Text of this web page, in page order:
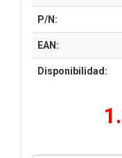
P/N:
EAN:
Disponibilidad: